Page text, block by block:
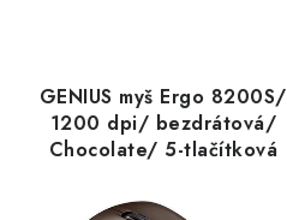
GENIUS myš Ergo 8200S/
1200 dpi/ bezdrátová/
Chocolate/ 5-tlačítková